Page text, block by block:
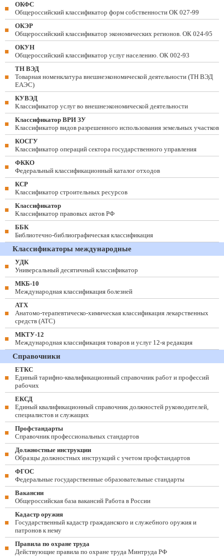
ОКФС
Общероссийский классификатор форм собственности ОК 027-99
ОКЭР
Общероссийский классификатор экономических регионов. ОК 024-95
ОКУН
Общероссийский классификатор услуг населению. ОК 002-93
ТН ВЭД
Товарная номенклатура внешнеэкономической деятельности (ТН ВЭД
ЕАЭС)
КУВЭД
Классификатор услуг во внешнеэкономической деятельности
Классификатор ВРИ ЗУ
Классификатор видов разрешенного использования земельных участков
КОСГУ
Классификатор операций сектора государственного управления
ФККО
Федеральный классификационный каталог отходов
КСР
Классификатор строительных ресурсов
Классификатор
Классификатор правовых актов РФ
ББК
Библиотечно-библиографическая классификация
Классификаторы международные
УДК
Универсальный десятичный классификатор
МКБ-10
Международная классификация болезней
АТХ
Анатомо-терапевтическо-химическая классификация лекарственных
средств (ATC)
МКТУ-12
Международная классификация товаров и услуг 12-я редакция
Справочники
ЕТКС
Единый тарифно-квалификационный справочник работ и профессий
рабочих
ЕКСД
Единый квалификационный справочник должностей руководителей,
специалистов и служащих
Профстандарты
Справочник профессиональных стандартов
Должностные инструкции
Образцы должностных инструкций с учетом профстандартов
ФГОС
Федеральные государственные образовательные стандарты
Вакансии
Общероссийская база вакансий Работа в России
Кадастр оружия
Государственный кадастр гражданского и служебного оружия и
патронов к нему
Правила по охране труда
Действующие правила по охране труда Минтруда РФ